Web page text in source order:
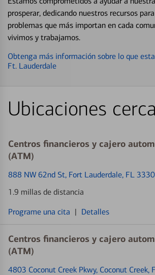
prosperar, dedicando nuestros recursos
problemas que más importan en cada
vivimos y trabajamos.
Obtenga más información sobre lo que
Ft. Lauderdale
Ubicaciones
Centros financieros y cajero
(ATM)
888 NW 62nd St, Fort Lauderdale, FL
1.9 millas de distancia
Programe una cita | Detalles
Centros financieros y cajero
(ATM)
4803 Coconut Creek Pkwy, Coconut Creek,